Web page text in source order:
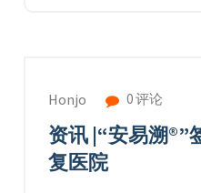
Honjo 0 评论
资讯 |“安易溯®”
复医院